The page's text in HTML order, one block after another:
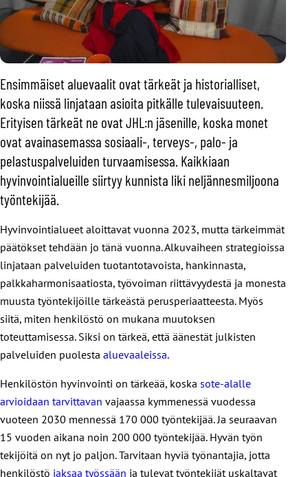
Ensimmäiset aluevaalit ovat tärkeät ja historialliset,
koska niissä linjataan asioita pitkälle tulevaisuuteen.
Erityisen tärkeät ne ovat JHL:n jäsenille, koska monet
ovat avainasemassa sosiaali-, terveys-, palo- ja
pelastuspalveluiden turvaamisessa. Kaikkiaan
hyvinvointialueille siirtyy kunnista liki neljännesmiljoona
työntekijää.
Hyvinvointialueet aloittavat vuonna 2023, mutta tärkeimmät
päätökset tehdään jo tänä vuonna. Alkuvaiheen strategioissa
linjataan palveluiden tuotantotavoista, hankinnasta,
palkkaharmonisaatiosta, työvoiman riittävyydestä ja monesta
muusta työntekijöille tärkeästä perusperiaatteesta. Myös
siitä, miten henkilöstö on mukana muutoksen
toteuttamisessa. Siksi on tärkeä, että äänestät julkisten
palveluiden puolesta aluevaaleissa.
Henkilöstön hyvinvointi on tärkeää, koska sote-alalle
arvioidaan tarvittavan vajaassa kymmenessä vuodessa
vuoteen 2030 mennessä 170 000 työntekijää. Ja seuraavan
15 vuoden aikana noin 200 000 työntekijää. Hyvän työn
tekijöitä on nyt jo paljon. Tarvitaan hyviä työnantajia, jotta
henkilöstö jaksaa työssään ja tulevat työntekijät uskaltavat